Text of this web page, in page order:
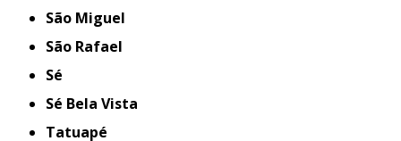
São Miguel
São Rafael
Sé
Sé Bela Vista
Tatuapé